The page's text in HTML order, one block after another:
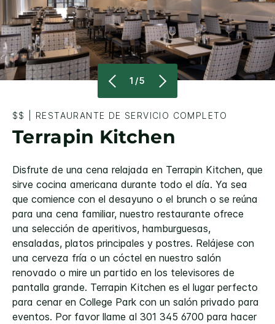
1/5
$$ RESTAURANTE DE SERVICIO COMPLETO
Terrapin Kitchen
Disfrute de una cena relajada en Terrapin Kitchen, que
sirve cocina americana durante todo el día. Ya sea
que comience con el desayuno o el brunch o se reúna
para una cena familiar, nuestro restaurante ofrece
una selección de aperitivos, hamburguesas,
ensaladas, platos principales y postres. Relájese con
una cerveza fría o un cóctel en nuestro salón
renovado o mire un partido en los televisores de
pantalla grande. Terrapin Kitchen es el lugar perfecto
para cenar en College Park con un salón privado para
eventos. Por favor llame al 301 345 6700 para hacer